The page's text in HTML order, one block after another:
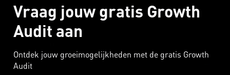
Vraag jouw gratis Growth
Audit aan
Ontdek jouw groeimogelijkheden met de gratis Growth
Audit